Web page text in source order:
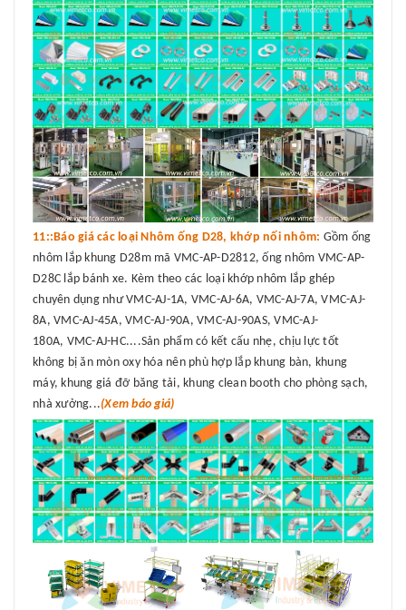
11::Báo giá các loại Nhôm ống D28, khớp nối nhôm: Gồm ống
nhôm lắp khung D28m mã VMC-AP-D2812, ống nhôm VMC-AP-
D28C lắp bánh xe. Kèm theo các loại khớp nhôm lắp ghép
chuyên dụng như VMC-AJ-1A, VMC-AJ-6A, VMC-AJ-7A, VMC-AJ-
8A, VMC-AJ-45A, VMC-AJ-90A, VMC-AJ-90AS, VMC-AJ-
180A, VMC-AJ-HC....Sản phẩm có kết cấu nhẹ, chịu lực tốt
không bị ăn mòn oxy hóa nên phù hợp lắp khung bàn, khung
máy, khung giá đỡ băng tải, khung clean booth cho phòng sạch,
nhà xưởng...(Xem báo giá)